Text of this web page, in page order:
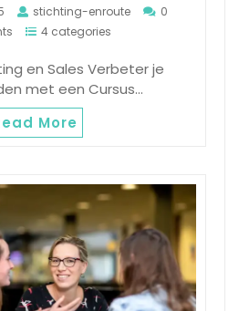
stichting-enroute
0
4 categories
en Sales Verbeter je
met een Cursus…
More